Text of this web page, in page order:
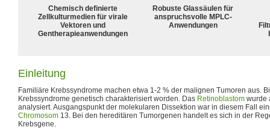
Chemisch definierte
Zellkulturmedien für virale
Vektoren und
Gentherapieanwendungen
Robuste Glassäulen für
anspruchsvolle MPLC-
Anwendungen
Einleitung
Familiäre Krebssyndrome machen etwa 1-2 % der malignen Tumoren aus.
Krebssyndrome genetisch charakterisiert worden. Das Retinoblastom wurde
analysiert. Ausgangspunkt der molekularen Dissektion war in diesem Fall
Chromosom 13. Bei den hereditären Tumorgenen handelt es sich in der
Krebsgene.